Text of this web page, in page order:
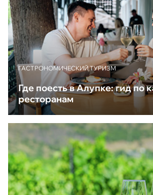
ГАСТРОНОМИЧЕСКИЙ ТУРИЗМ
Где поесть в Алупке: гид по
ресторанам